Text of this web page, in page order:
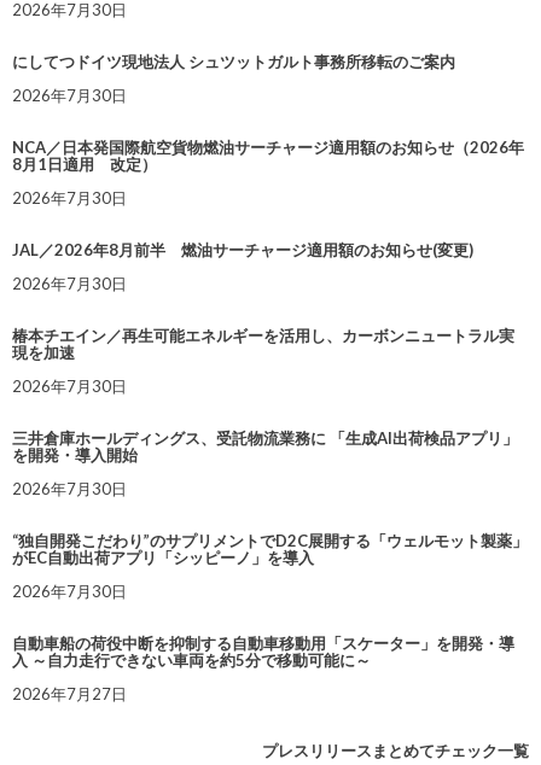
2026年7月30日
にしてつドイツ現地法人 シュツットガルト事務所移転のご案内
2026年7月30日
NCA／日本発国際航空貨物燃油サーチャージ適用額のお知らせ（2026年
8月1日適用 改定）
2026年7月30日
JAL／2026年8月前半 燃油サーチャージ適用額のお知らせ(変更)
2026年7月30日
椿本チエイン／再生可能エネルギーを活用し、カーボンニュートラル実
現を加速
2026年7月30日
三井倉庫ホールディングス、受託物流業務に 「生成AI出荷検品アプリ」
を開発・導入開始
2026年7月30日
“独自開発こだわり”のサプリメントでD2C展開する「ウェルモット製薬」
がEC自動出荷アプリ「シッピーノ」を導入
2026年7月30日
自動車船の荷役中断を抑制する自動車移動用「スケーター」を開発・導
入 ～自力走行できない車両を約5分で移動可能に～
2026年7月27日
プレスリリースまとめてチェック一覧